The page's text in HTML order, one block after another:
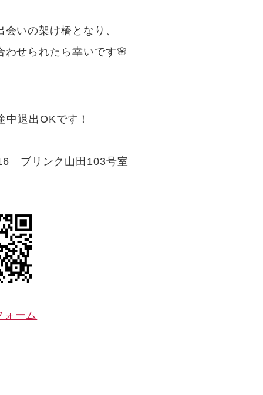
いの架け橋となり、
せられたら幸いです🌸
出OKです！
リンク山田103号室
ォーム